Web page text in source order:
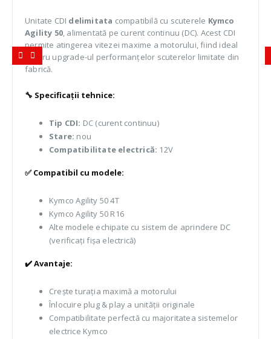
Unitate CDI delimitata compatibilă cu scuterele Kymco
Agility 50, alimentată pe curent continuu (DC). Acest CDI
permite atingerea vitezei maxime a motorului, fiind ideal
pentru upgrade-ul performanțelor scuterelor limitate din
fabrică.
🔧 Specificații tehnice:
Tip CDI: DC (curent continuu)
Stare: nou
Compatibilitate electrică: 12V
✅ Compatibil cu modele:
Kymco Agility 50 4T
Kymco Agility 50 R16
Alte modele echipate cu sistem de aprindere DC
(verificați fișa electrică)
✔️ Avantaje:
Crește turația maximă a motorului
Înlocuire plug & play a unității originale
Compatibilitate perfectă cu majoritatea sistemelor
electrice Kymco